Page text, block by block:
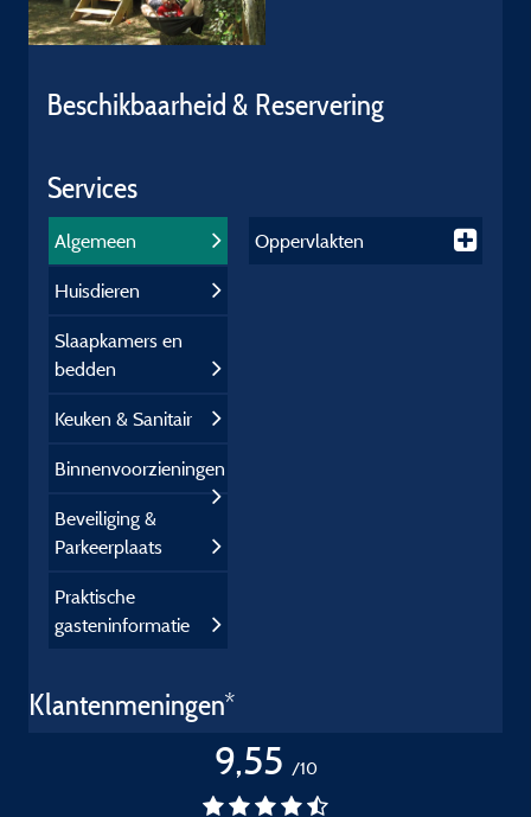
Beschikbaarheid & Reservering
Services
Algemeen
Huisdieren
Slaapkamers en
bedden
Keuken & Sanitair
Binnenvoorzieningen
Beveiliging &
Parkeerplaats
Praktische
gasteninformatie
Oppervlakten
Klantenmeningen*
9,55 /10